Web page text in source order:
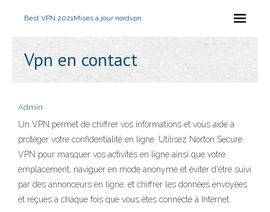
Best VPN 2021Mises à jour nordvpn
Vpn en contact
Admin
Un VPN permet de chiffrer vos informations et vous aide à
protéger votre confidentialité en ligne. Utilisez Norton Secure
VPN pour masquer vos activités en ligne ainsi que votre
emplacement, naviguer en mode anonyme et éviter d'être suivi
par des annonceurs en ligne, et chiffrer les données envoyées
et reçues à chaque fois que vous êtes connecté à Internet.